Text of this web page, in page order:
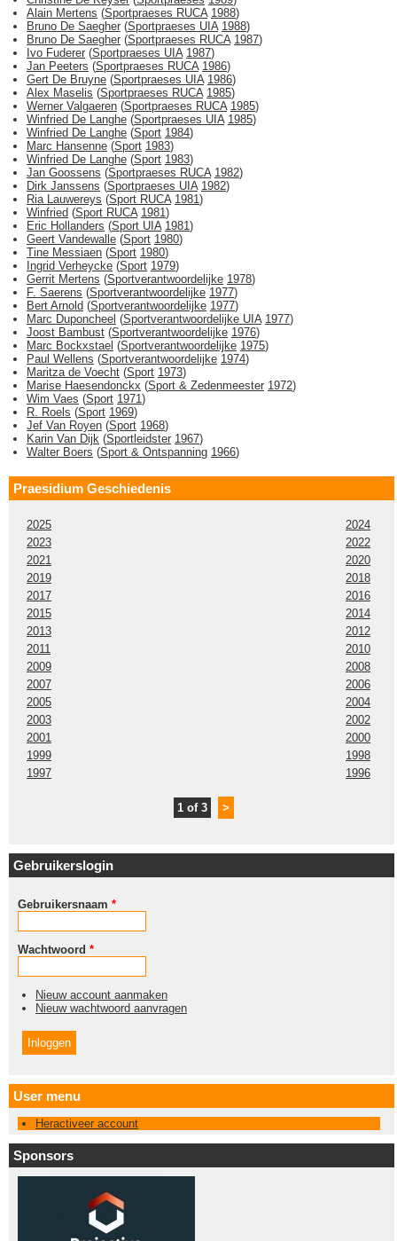
Alain Mertens (Sportpraeses RUCA 1988)
Bruno De Saegher (Sportpraeses UIA 1988)
Bruno De Saegher (Sportpraeses RUCA 1987)
Ivo Fuderer (Sportpraeses UIA 1987)
Jan Peeters (Sportpraeses RUCA 1986)
Gert De Bruyne (Sportpraeses UIA 1986)
Alex Maselis (Sportpraeses RUCA 1985)
Werner Valgaeren (Sportpraeses RUCA 1985)
Winfried De Langhe (Sportpraeses UIA 1985)
Winfried De Langhe (Sport 1984)
Marc Hansenne (Sport 1983)
Winfried De Langhe (Sport 1983)
Jan Goossens (Sportpraeses RUCA 1982)
Dirk Janssens (Sportpraeses UIA 1982)
Ria Lauwereys (Sport RUCA 1981)
Winfried (Sport RUCA 1981)
Eric Hollanders (Sport UIA 1981)
Geert Vandewalle (Sport 1980)
Tine Messiaen (Sport 1980)
Ingrid Verheycke (Sport 1979)
Gerrit Mertens (Sportverantwoordelijke 1978)
F. Saerens (Sportverantwoordelijke 1977)
Bert Arnold (Sportverantwoordelijke 1977)
Marc Duponcheel (Sportverantwoordelijke UIA 1977)
Joost Bambust (Sportverantwoordelijke 1976)
Marc Bockxstael (Sportverantwoordelijke 1975)
Paul Wellens (Sportverantwoordelijke 1974)
Maritza de Voecht (Sport 1973)
Marise Haesendonckx (Sport & Zedenmeester 1972)
Wim Vaes (Sport 1971)
R. Roels (Sport 1969)
Jef Van Royen (Sport 1968)
Karin Van Dijk (Sportleidster 1967)
Walter Boers (Sport & Ontspanning 1966)
Praesidium Geschiedenis
2025
2024
2023
2022
2021
2020
2019
2018
2017
2016
2015
2014
2013
2012
2011
2010
2009
2008
2007
2006
2005
2004
2003
2002
2001
2000
1999
1998
1997
1996
1 of 3 >
Gebruikerslogin
Gebruikersnaam *
Wachtwoord *
Nieuw account aanmaken
Nieuw wachtwoord aanvragen
User menu
Heractiveer account
Sponsors